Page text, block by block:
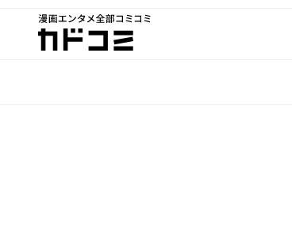
漫画エンタメ全部コミコミ
カドコミ